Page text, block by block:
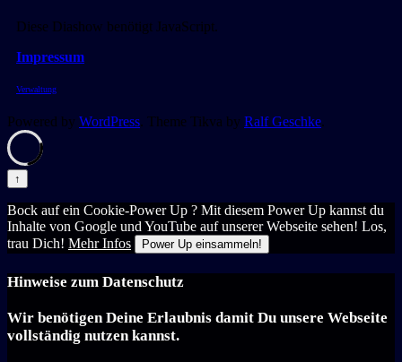
Diese Diashow benötigt JavaScript.
Impressum
Verwaltung
Powered by WordPress. Theme Tikva by Ralf Geschke.
↑
Bock auf ein Cookie-Power Up ? Mit diesem Power Up kannst du
Inhalte von Google und YouTube auf unserer Webseite sehen! Los,
trau Dich! Mehr Infos Power Up einsammeln!
Hinweise zum Datenschutz
Wir benötigen Deine Erlaubnis damit Du unsere Webseite
vollständig nutzen kannst.